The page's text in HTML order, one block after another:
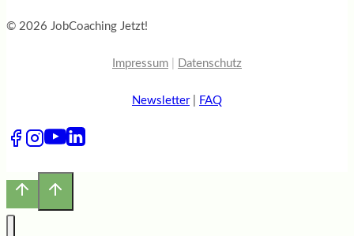
© 2026 JobCoaching Jetzt!
Impressum Datenschutz
Newsletter| FAQ